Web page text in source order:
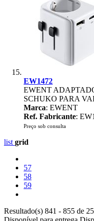
EW1472
EWENT
SCHUKO PARA
Marca: EWENT
Ref. Fabricante:
Preço sob consulta
list grid
57
58
59
Resultado(s) 841 - 855 de